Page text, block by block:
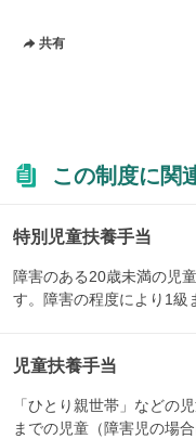
共有
この制度に関
特別児童扶養手当
障害のある20歳未満の児
す。障害の程度により1級
児童扶養手当
「ひとり親世帯」などの
までの児童（障害児の場